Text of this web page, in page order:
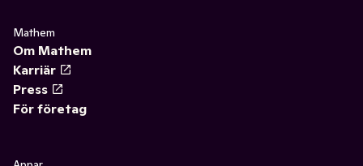
Mathem
Om Mathem
Karriär
Press
För företag